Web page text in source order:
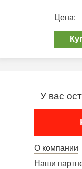
Цена:
У вас
О компании
Наши